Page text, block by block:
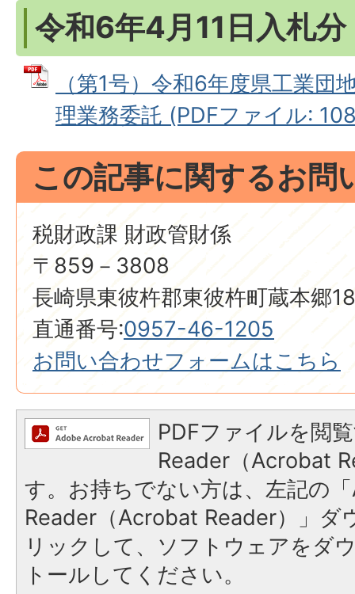
令和6年4月11日入札分
（第1号）令和6年度県工業団
理業務委託 (PDFファイル:
この記事に関するお問
税財政課 財政管財係
〒859－3808
長崎県東彼杵郡東彼杵町蔵本郷
直通番号:0957-46-1205
お問い合わせフォームはこちら
PDFファイルを閲
Reader（Acrobat
す。お持ちでない方は、左記の
Reader（Acrobat Reader）」ダ
リックして、ソフトウェアをダ
トールしてください。